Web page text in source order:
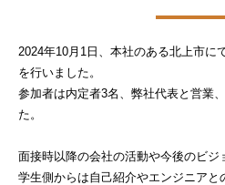
2024年10月1日、本社のある北上市に
を行いました。
参加者は内定者3名、弊社代表と営業
た。
面接時以降の会社の活動や今後のビジ
学生側からは自己紹介やエンジニアと